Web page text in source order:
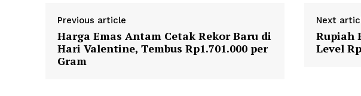
Previous article
Harga Emas Antam Cetak Rekor Baru di
Hari Valentine, Tembus Rp1.701.000 per
Gram
Next
Rupiah
Level